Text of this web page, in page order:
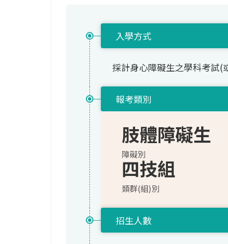
入學方式
採計身心障礙生之學科考試(
報考類別
肢體障礙生
障礙別
四技組
類群(組)別
招生人數